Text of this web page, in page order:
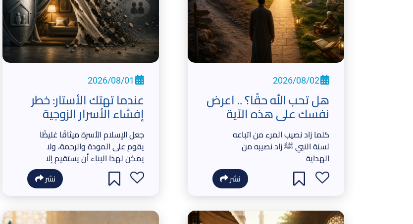
2026/08/02
هل تحب الله حقًا؟ .. اعرض
نفسك على هذه الآية
كلما زاد نصيب المرء من اتباعه
لسنة النبي ﷺ زاد نصيبه من
الهداية
نشر
2026/08/01
عندما تهتك الأستار: خطر
إفشاء الأسرار الزوجية
جعل الإسلام الأسرة ميثاقًا غليظًا
يقوم على المودة والرحمة، ولا
يمكن لهذا البناء أن يستقيم إلا
إذا حفظ كل من الزوجين حق الآخر،
وصان ما يجري داخل البيت من
خصوصيات وأسرار
نشر